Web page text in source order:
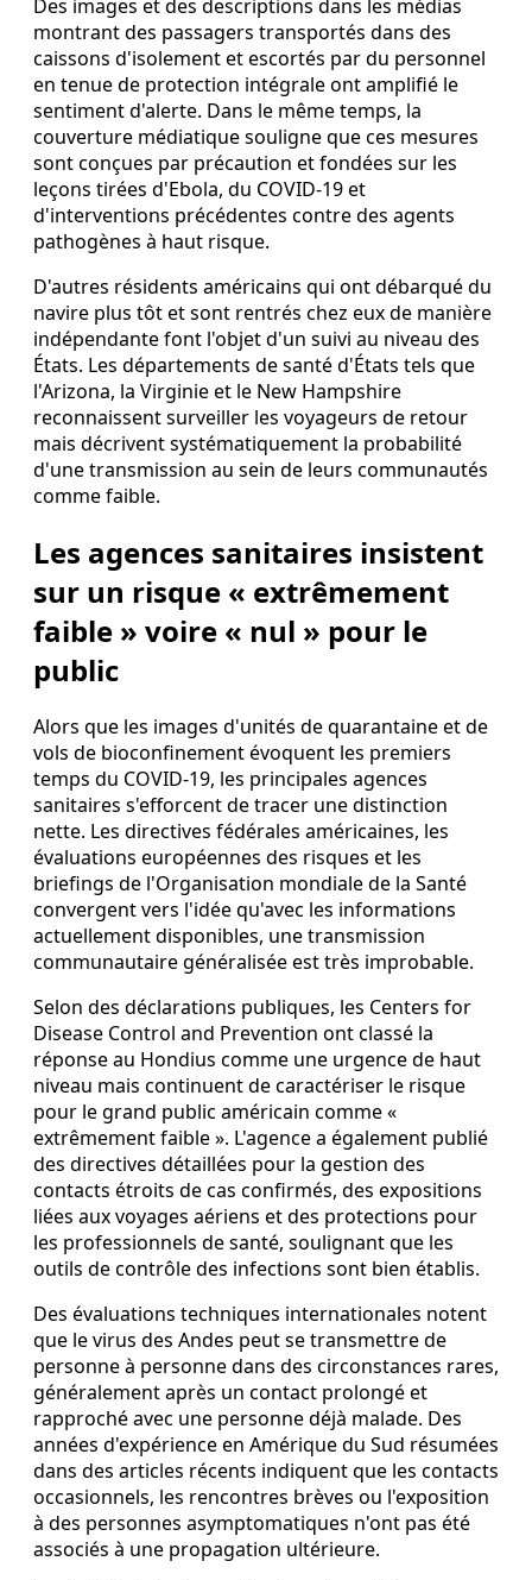
Des images et des descriptions dans les médias
montrant des passagers transportés dans des
caissons d'isolement et escortés par du personnel
en tenue de protection intégrale ont amplifié le
sentiment d'alerte. Dans le même temps, la
couverture médiatique souligne que ces mesures
sont conçues par précaution et fondées sur les
leçons tirées d'Ebola, du COVID‑19 et
d'interventions précédentes contre des agents
pathogènes à haut risque.
D'autres résidents américains qui ont débarqué du
navire plus tôt et sont rentrés chez eux de manière
indépendante font l'objet d'un suivi au niveau des
États. Les départements de santé d'États tels que
l'Arizona, la Virginie et le New Hampshire
reconnaissent surveiller les voyageurs de retour
mais décrivent systématiquement la probabilité
d'une transmission au sein de leurs communautés
comme faible.
Les agences sanitaires insistent
sur un risque « extrêmement
faible » voire « nul » pour le
public
Alors que les images d'unités de quarantaine et de
vols de bioconfinement évoquent les premiers
temps du COVID‑19, les principales agences
sanitaires s'efforcent de tracer une distinction
nette. Les directives fédérales américaines, les
évaluations européennes des risques et les
briefings de l'Organisation mondiale de la Santé
convergent vers l'idée qu'avec les informations
actuellement disponibles, une transmission
communautaire généralisée est très improbable.
Selon des déclarations publiques, les Centers for
Disease Control and Prevention ont classé la
réponse au Hondius comme une urgence de haut
niveau mais continuent de caractériser le risque
pour le grand public américain comme «
extrêmement faible ». L'agence a également publié
des directives détaillées pour la gestion des
contacts étroits de cas confirmés, des expositions
liées aux voyages aériens et des protections pour
les professionnels de santé, soulignant que les
outils de contrôle des infections sont bien établis.
Des évaluations techniques internationales notent
que le virus des Andes peut se transmettre de
personne à personne dans des circonstances rares,
généralement après un contact prolongé et
rapproché avec une personne déjà malade. Des
années d'expérience en Amérique du Sud résumées
dans des articles récents indiquent que les contacts
occasionnels, les rencontres brèves ou l'exposition
à des personnes asymptomatiques n'ont pas été
associés à une propagation ultérieure.